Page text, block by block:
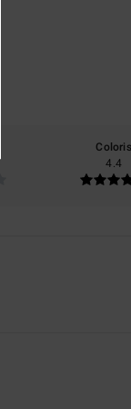
Coloris
4.4